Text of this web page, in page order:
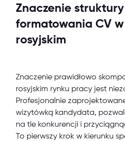
Znaczenie
formatowania CV
rosyjskim
Znaczenie prawidłowo
rosyjskim rynku pracy jest
Profesjonalnie
wizytówką kandydata,
na tle konkurencji i
To pierwszy krok w kierunku